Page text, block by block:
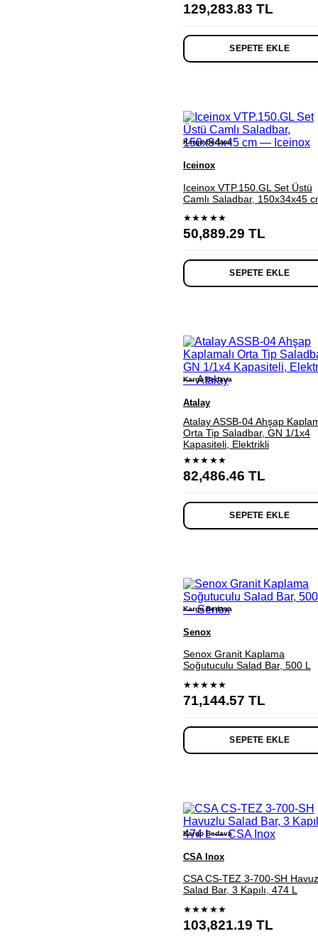
129,283.83 TL
SEPETE EKLE
Kargo Bedava
Iceinox
Iceinox VTP.150.GL Set Üstü
Camlı Saladbar, 150x34x45
★★★★★
50,889.29 TL
SEPETE EKLE
Kargo Bedava
Atalay
Atalay ASSB-04 Ahşap
Orta Tip Saladbar, GN 1/1x4
Kapasiteli, Elektrikli
★★★★★
82,486.46 TL
SEPETE EKLE
Kargo Bedava
Senox
Senox Granit Kaplama
Soğutuculu Salad Bar, 500 L
★★★★★
71,144.57 TL
SEPETE EKLE
Kargo Bedava
CSA Inox
CSA CS-TEZ 3-700-SH
Salad Bar, 3 Kapılı, 474 L
★★★★★
103,821.19 TL